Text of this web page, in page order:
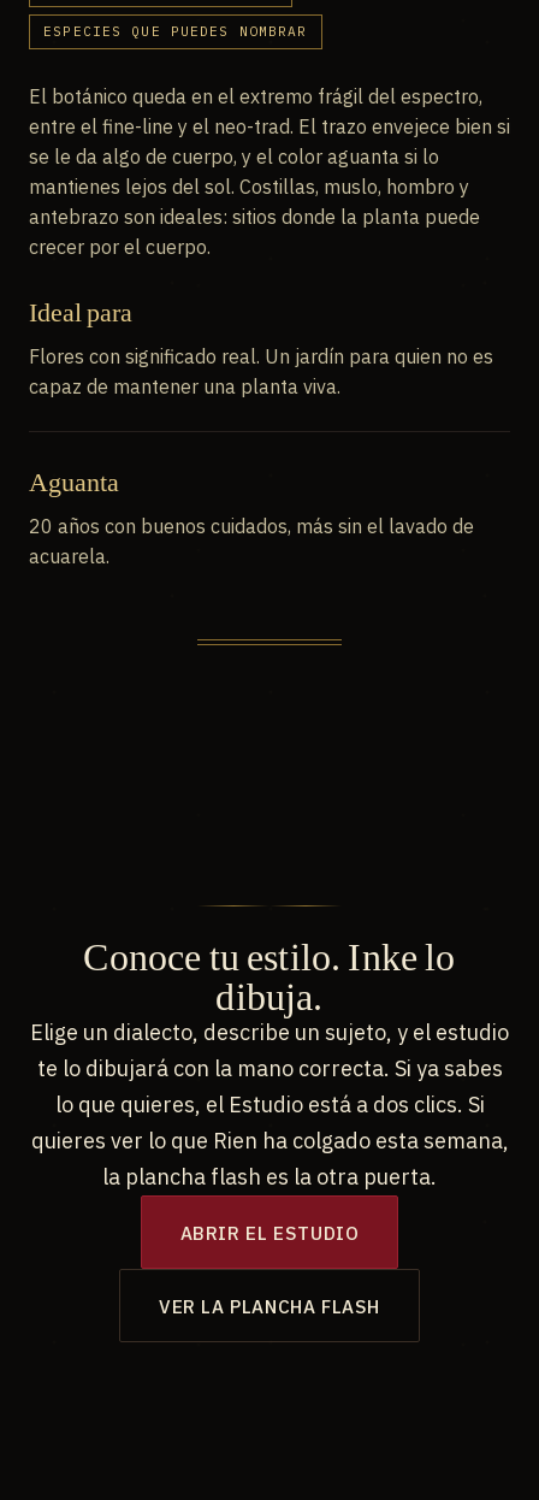
ESPECIES QUE PUEDES NOMBRAR
El botánico queda en el extremo frágil del espectro,
entre el fine-line y el neo-trad. El trazo envejece bien si
se le da algo de cuerpo, y el color aguanta si lo
mantienes lejos del sol. Costillas, muslo, hombro y
antebrazo son ideales: sitios donde la planta puede
crecer por el cuerpo.
Ideal para
Flores con significado real. Un jardín para quien no es
capaz de mantener una planta viva.
Aguanta
20 años con buenos cuidados, más sin el lavado de
acuarela.
Conoce tu estilo. Inke lo
dibuja.
Elige un dialecto, describe un sujeto, y el estudio
te lo dibujará con la mano correcta. Si ya sabes
lo que quieres, el Estudio está a dos clics. Si
quieres ver lo que Rien ha colgado esta semana,
la plancha flash es la otra puerta.
ABRIR EL ESTUDIO
VER LA PLANCHA FLASH